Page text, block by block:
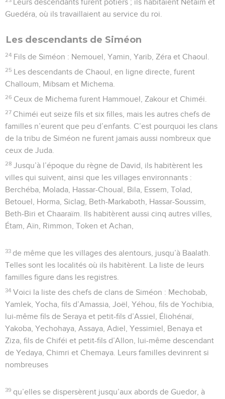
Leurs descendants furent potiers ; ils habitaient Netaïm et
Guedéra, où ils travaillaient au service du roi.
Les descendants de Siméon
24 Fils de Siméon : Nemouel, Yamin, Yarib, Zéra et Chaoul.
25 Les descendants de Chaoul, en ligne directe, furent
Challoum, Mibsam et Michema.
26 Ceux de Michema furent Hammouel, Zakour et Chiméi.
27 Chiméi eut seize fils et six filles, mais les autres chefs de
familles n’eurent que peu d’enfants. C’est pourquoi les clans
de la tribu de Siméon ne furent jamais aussi nombreux que
ceux de Juda.
28 Jusqu’à l’époque du règne de David, ils habitèrent les
villes qui suivent, ainsi que les villages environnants :
Berchéba, Molada, Hassar-Choual, Bila, Essem, Tolad,
Betouel, Horma, Siclag, Beth-Markaboth, Hassar-Soussim,
Beth-Biri et Chaaraïm. Ils habitèrent aussi cinq autres villes,
Étam, Aïn, Rimmon, Token et Achan,
33 de même que les villages des alentours, jusqu’à Baalath.
Telles sont les localités où ils habitèrent. La liste de leurs
familles figure dans les registres.
34 Voici la liste des chefs de clans de Siméon : Mechobab,
Yamlek, Yocha, fils d’Amassia, Joël, Yéhou, fils de Yochibia,
lui-même fils de Seraya et petit-fils d’Assiel, Éliohénaï,
Yakoba, Yechohaya, Assaya, Adiel, Yessimiel, Benaya et
Ziza, fils de Chiféi et petit-fils d’Allon, lui-même descendant
de Yedaya, Chimri et Chemaya. Leurs familles devinrent si
nombreuses
39 qu’elles se dispersèrent jusqu’aux abords de Guedor, à